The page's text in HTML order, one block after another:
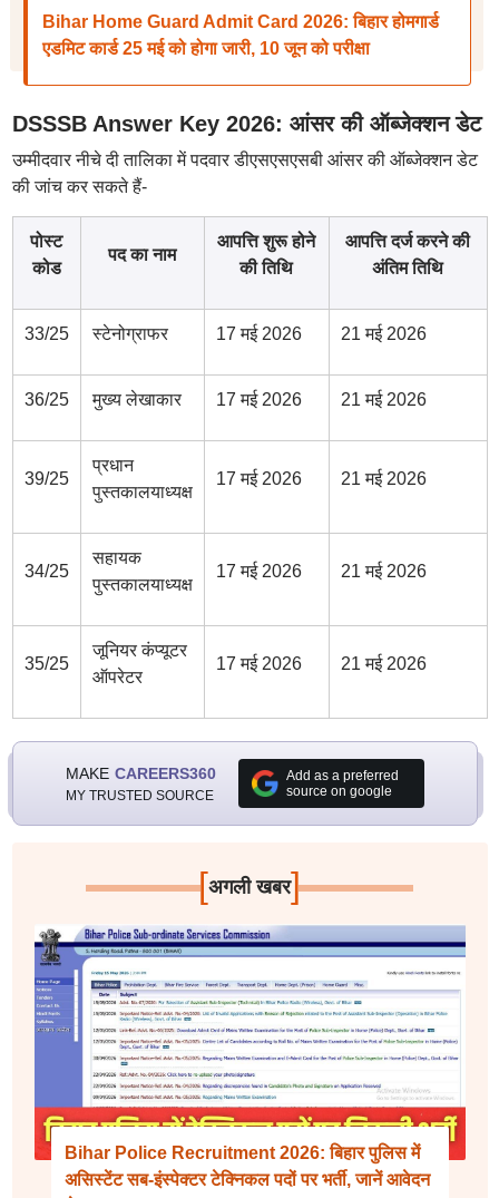
Bihar Home Guard Admit Card 2026: बिहार होमगार्ड
एडमिट कार्ड 25 मई को होगा जारी, 10 जून को परीक्षा
DSSSB Answer Key 2026: आंसर की ऑब्जेक्शन डेट
उम्मीदवार नीचे दी तालिका में पदवार डीएसएसएसबी आंसर की ऑब्जेक्शन डेट
की जांच कर सकते हैं-
पोस्ट
कोड
पद का नाम
आपत्ति शुरू होने
की तिथि
आपत्ति दर्ज करने की
अंतिम तिथि
33/25 स्टेनोग्राफर 17 मई 2026 21 मई 2026
36/25 मुख्य लेखाकार 17 मई 2026 21 मई 2026
39/25
प्रधान
पुस्तकालयाध्यक्ष
17 मई 2026 21 मई 2026
34/25
सहायक
पुस्तकालयाध्यक्ष
17 मई 2026 21 मई 2026
35/25
जूनियर कंप्यूटर
ऑपरेटर
17 मई 2026 21 मई 2026
MAKE CAREERS360
MY TRUSTED SOURCE
Add as a preferred
source on google
[अगली खबर]
Bihar Police Recruitment 2026: बिहार पुलिस में
असिस्टेंट सब-इंस्पेक्टर टेक्निकल पदों पर भर्ती, जानें आवेदन